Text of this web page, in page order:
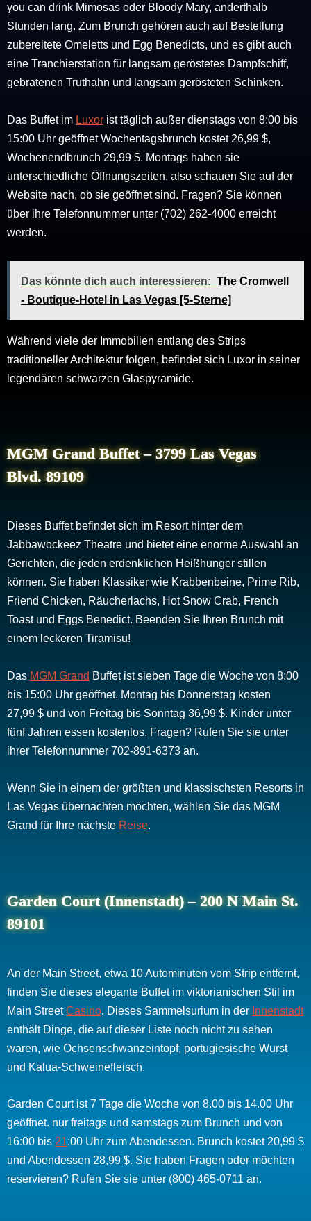
you can drink Mimosas oder Bloody Mary, anderthalb
Stunden lang. Zum Brunch gehören auch auf Bestellung
zubereitete Omeletts und Egg Benedicts, und es gibt auch
eine Tranchierstation für langsam geröstetes Dampfschiff,
gebratenen Truthahn und langsam gerösteten Schinken.
Das Buffet im Luxor ist täglich außer dienstags von 8:00 bis
15:00 Uhr geöffnet Wochentagsbrunch kostet 26,99 $,
Wochenendbrunch 29,99 $. Montags haben sie
unterschiedliche Öffnungszeiten, also schauen Sie auf der
Website nach, ob sie geöffnet sind. Fragen? Sie können
über ihre Telefonnummer unter (702) 262-4000 erreicht
werden.
Das könnte dich auch interessieren: The Cromwell
- Boutique-Hotel in Las Vegas [5-Sterne]
Während viele der Immobilien entlang des Strips
traditioneller Architektur folgen, befindet sich Luxor in seiner
legendären schwarzen Glaspyramide.
MGM Grand Buffet – 3799 Las Vegas
Blvd. 89109
Dieses Buffet befindet sich im Resort hinter dem
Jabbawockeez Theatre und bietet eine enorme Auswahl an
Gerichten, die jeden erdenklichen Heißhunger stillen
können. Sie haben Klassiker wie Krabbenbeine, Prime Rib,
Friend Chicken, Räucherlachs, Hot Snow Crab, French
Toast und Eggs Benedict. Beenden Sie Ihren Brunch mit
einem leckeren Tiramisu!
Das MGM Grand Buffet ist sieben Tage die Woche von 8:00
bis 15:00 Uhr geöffnet. Montag bis Donnerstag kosten
27,99 $ und von Freitag bis Sonntag 36,99 $. Kinder unter
fünf Jahren essen kostenlos. Fragen? Rufen Sie sie unter
ihrer Telefonnummer 702-891-6373 an.
Wenn Sie in einem der größten und klassischsten Resorts in
Las Vegas übernachten möchten, wählen Sie das MGM
Grand für Ihre nächste Reise.
Garden Court (Innenstadt) – 200 N Main St.
89101
An der Main Street, etwa 10 Autominuten vom Strip entfernt,
finden Sie dieses elegante Buffet im viktorianischen Stil im
Main StreetCasino. Dieses Sammelsurium in der Innenstadt
enthält Dinge, die auf dieser Liste noch nicht zu sehen
waren, wie Ochsenschwanzeintopf, portugiesische Wurst
und Kalua-Schweinefleisch.
Garden Court ist 7 Tage die Woche von 8.00 bis 14.00 Uhr
geöffnet. nur freitags und samstags zum Brunch und von
16:00 bis 21:00 Uhr zum Abendessen. Brunch kostet 20,99 $
und Abendessen 28,99 $. Sie haben Fragen oder möchten
reservieren? Rufen Sie sie unter (800) 465-0711 an.